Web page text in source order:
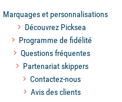
Marquages et personnalisations
Découvrez Picksea
Programme de fidélité
Questions fréquentes
Partenariat skippers
Contactez-nous
Avis des clients